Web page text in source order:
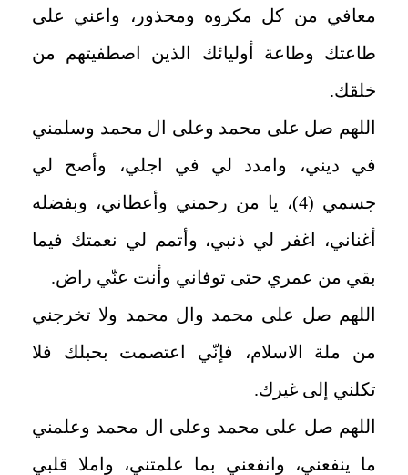
معافي من كل مكروه ومحذور، واعني على
طاعتك وطاعة أوليائك الذين اصطفيتهم من
خلقك.
اللهم صل على محمد وعلى ال محمد وسلمني
في ديني، وامدد لي في اجلي، وأصح لي
جسمي (4)، يا من رحمني وأعطاني، وبفضله
أغناني، اغفر لي ذنبي، وأتمم لي نعمتك فيما
بقي من عمري حتى توفاني وأنت عنّي راض.
اللهم صل على محمد وال محمد ولا تخرجني
من ملة الاسلام، فإنّي اعتصمت بحبلك فلا
تكلني إلى غيرك.
اللهم صل على محمد وعلى ال محمد وعلمني
ما ينفعني، وانفعني بما علمتني، واملا قلبي